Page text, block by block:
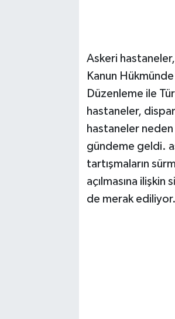
Askeri hastaneler,
Kanun
Düzenleme ile
hastaneler,
hastaneler neden
gündeme geldi.
tartışmaların
açılmasına
de merak ediliyor.